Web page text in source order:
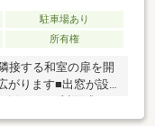
駐車場あり
所有権
接する和室の扉を開
がります■出窓が設
保された対面式のシ
おり、冬場でも足元